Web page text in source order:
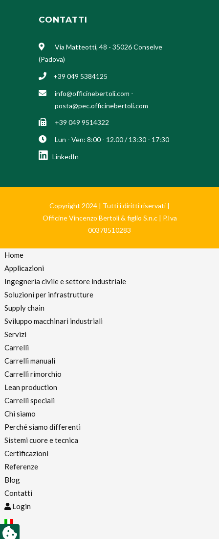
CONTATTI
Via Matteotti, 48 - 35026 Conselve
(Padova)
+39 049 5384125
info@officinebertoli.com -
posta@pec.officinebertoli.com
+39 049 9514322
Lun - Ven: 8:00 - 12.00 / 13:30 - 17:30
LinkedIn
Copyright 2024 | Tutti i diritti riservati |
Officine Vincenzo Bertoli & figlio S.n.c | P.Iva
00378510283
Home
Applicazioni
Ingegneria civile e settore industriale
Soluzioni per infrastrutture
Supply chain
Sviluppo macchinari industriali
Servizi
Carrelli
Carrelli manuali
Carrelli rimorchio
Lean production
Carrelli speciali
Chi siamo
Perché siamo differenti
Sistemi cuore e tecnica
Certificazioni
Referenze
Blog
Contatti
Login